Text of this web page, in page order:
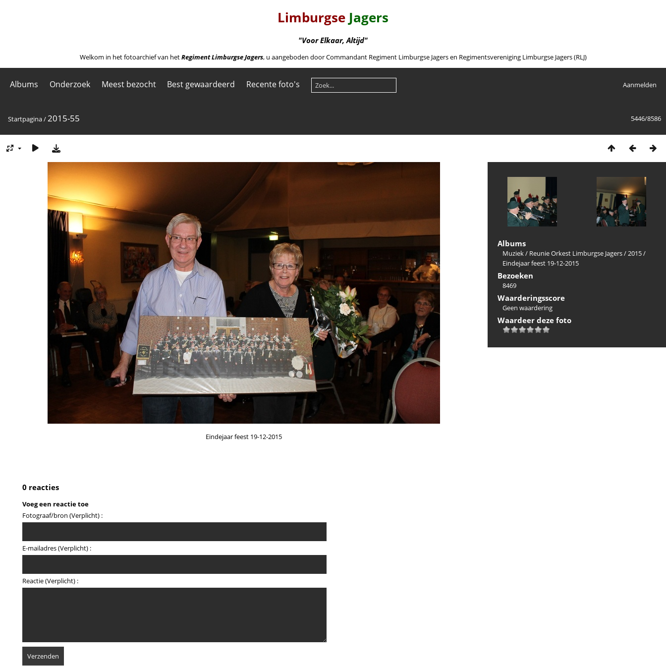
Limburgse Jagers
"Voor Elkaar, Altijd"
Welkom in het fotoarchief van hetRegiment Limburgse Jagers, u aangeboden door Commandant Regiment Limburgse Jagers en Regimentsvereniging Limburgse Jagers (RLJ)
Albums Onderzoek Meest bezocht Best gewaardeerd Recente foto's Aanmelden
5446/8586
Startpagina/2015-55
Eindejaar feest 19-12-2015
Albums
Muziek/ Reunie Orkest Limburgse Jagers/2015/
Eindejaar feest 19-12-2015
Bezoeken
8469
Waarderingsscore
Geen waardering
Waardeer deze foto
0 reacties
Voeg een reactie toe
Fotograaf/bron (Verplicht) :
E-mailadres (Verplicht) :
Reactie (Verplicht) :